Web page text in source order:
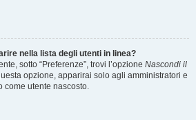
nella lista degli utenti in linea?
sotto “Preferenze”, trovi l’opzione Nascondi il
opzione, apparirai solo agli amministratori e
come utente nascosto.